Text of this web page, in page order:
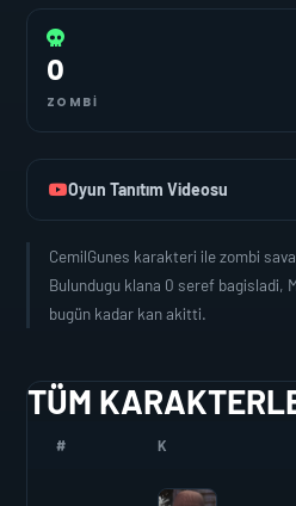
0
ZOMBI
Oyun Tanıtım Videosu
CemilGunes karakteri ile zombi
Bulundugu klana 0 seref bagisladi,
bugün kadar kan akitti.
TÜM
# K